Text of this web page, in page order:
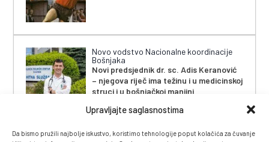
Upravljajte saglasnostima
Da bismo pružili najbolje iskustvo, koristimo tehnologije poput kolačića za čuvanje
Novo vodstvo Nacionalne koordinacije
Bošnjaka
Novi predsjednik dr. sc. Adis Keranović
– njegova riječ ima težinu i u medicinskoj
struci i u bošnjačkoj manjini